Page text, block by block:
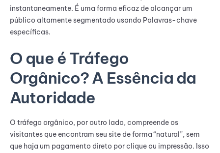
instantaneamente. É uma forma eficaz de alcançar um
público altamente segmentado usando Palavras-chave
específicas.
O que é Tráfego
Orgânico? A Essência da
Autoridade
O tráfego orgânico, por outro lado, compreende os
visitantes que encontram seu site de forma “natural”, sem
que haja um pagamento direto por clique ou impressão. Isso